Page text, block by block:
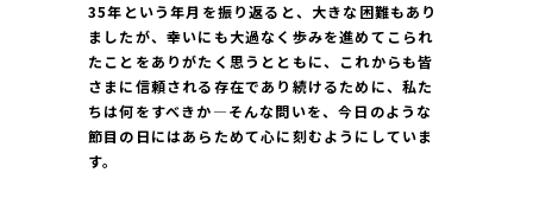
35年という年月を振り返ると、大きな困難もあり
ましたが、幸いにも大過なく歩みを進めてこられ
たことをありがたく思うとともに、これからも皆
さまに信頼される存在であり続けるために、私た
ちは何をすべきか―そんな問いを、今日のような
節目の日にはあらためて心に刻むようにしていま
す。